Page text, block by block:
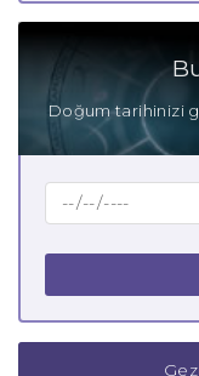
Doğum tarihinizi